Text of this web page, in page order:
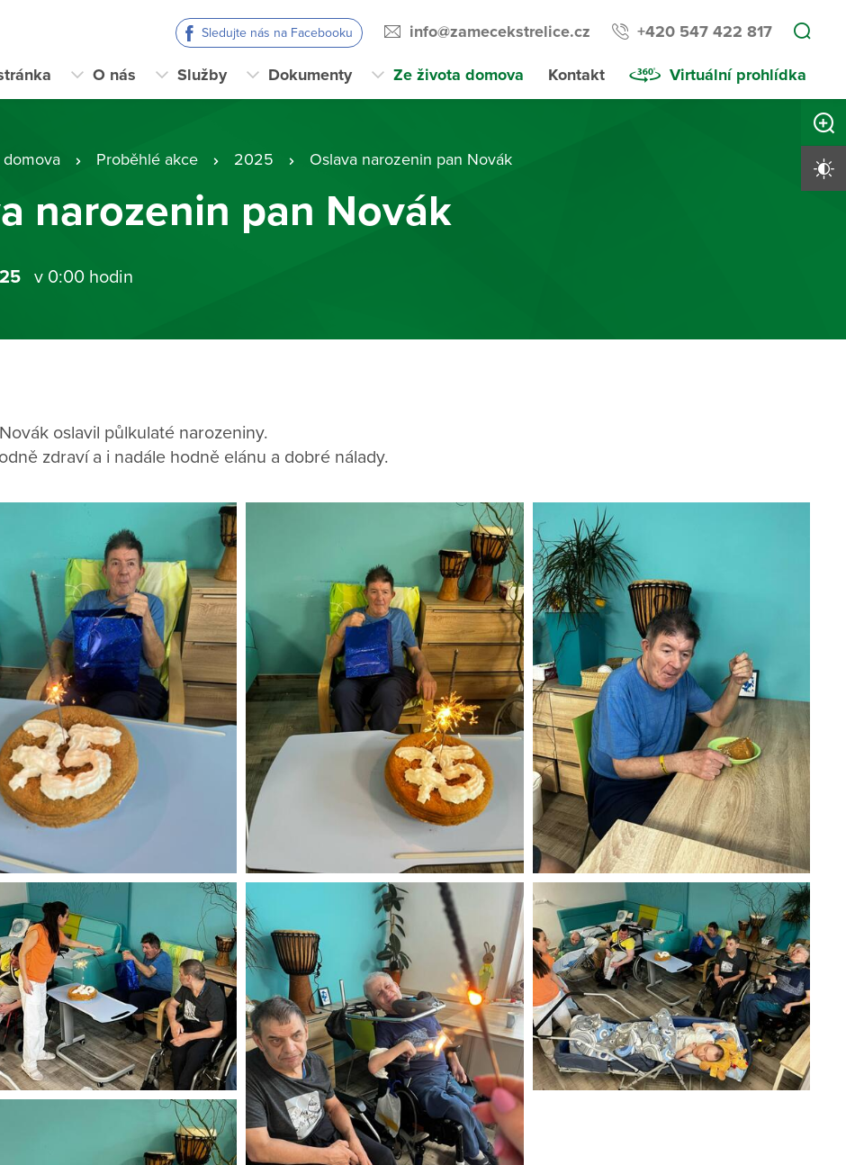
Sledujte nás na Facebooku info@zamecekstrelice.cz +420 547 422 817
O nás Služby Dokumenty Ze života domova Kontakt Virtuální prohlídka
Proběhlé akce 2025 Oslava narozenin pan Novák
narozenin pan Novák
v 0:00 hodin
oslavil půlkulaté narozeniny.
zdraví a i nadále hodně elánu a dobré nálady.